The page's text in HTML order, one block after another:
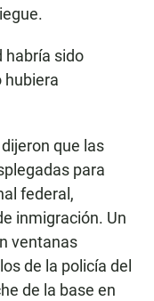
habría sido
hubiera
que las
para
federal,
inmigración. Un
ventanas
de la policía del
de la base en